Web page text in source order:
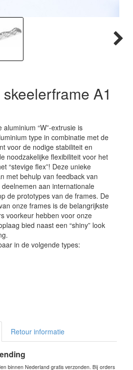
A1
“W”-extrusie is
type in combinatie met de
voor de nodige stabiliteit en
noodzakelijke flexibiliteit voor het
“stevige flex”! Deze unieke
met behulp van feedback van
aan internationale
de prototypes van de frames. De
onze frames is de belangrijkste
voorkeur hebben voor onze
bied naast een “shiny” look
in de volgende types:
Retour informatie
binnen Nederland gratis verzonden. Bij orders